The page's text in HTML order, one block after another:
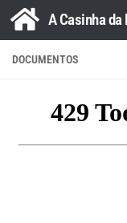
Skip to content
A Casinha
DOCUMENTOS